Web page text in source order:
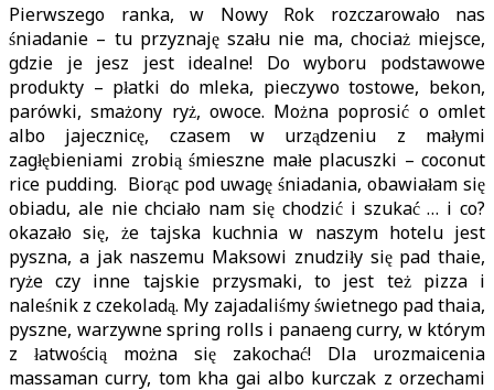
Pierwszego ranka, w Nowy Rok rozczarowało nas
śniadanie – tu przyznaję szału nie ma, chociaż miejsce,
gdzie je jesz jest idealne! Do wyboru podstawowe
produkty – płatki do mleka, pieczywo tostowe, bekon,
parówki, smażony ryż, owoce. Można poprosić o omlet
albo jajecznicę, czasem w urządzeniu z małymi
zagłębieniami zrobią śmieszne małe placuszki – coconut
rice pudding. Biorąc pod uwagę śniadania, obawiałam się
obiadu, ale nie chciało nam się chodzić i szukać … i co?
okazało się, że tajska kuchnia w naszym hotelu jest
pyszna, a jak naszemu Maksowi znudziły się pad thaie,
ryże czy inne tajskie przysmaki, to jest też pizza i
naleśnik z czekoladą. My zajadaliśmy świetnego pad thaia,
pyszne, warzywne spring rolls i panaeng curry, w którym
z łatwością można się zakochać! Dla urozmaicenia
massaman curry, tom kha gai albo kurczak z orzechami